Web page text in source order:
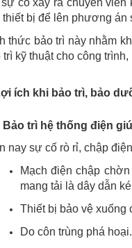
sự cố xảy ra chuyên
thiết bị để lên phương
thức bảo trì này nhằm
trì kỹ thuật cho công
ích khi bảo trì, bảo
Bảo trì hệ thống điện
nay sự cố rò rỉ, chập
Mạch điện chập
mang tải là dây dẫn
Thiết bị bảo vệ xuống
Do côn trùng phá hoại.